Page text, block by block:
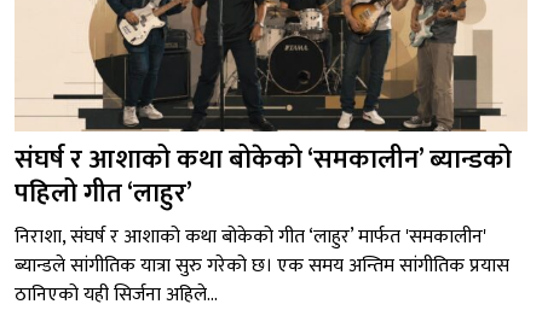
संघर्ष र आशाको कथा बोकेको ‘समकालीन’ ब्यान्डको
पहिलो गीत ‘लाहुर’
निराशा, संघर्ष र आशाको कथा बोकेको गीत ‘लाहुर’ मार्फत 'समकालीन'
ब्यान्डले सांगीतिक यात्रा सुरु गरेको छ। एक समय अन्तिम सांगीतिक प्रयास
ठानिएको यही सिर्जना अहिले...